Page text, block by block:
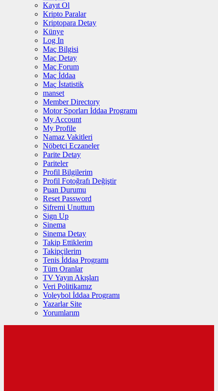
Kayıt Ol
Kripto Paralar
Kriptopara Detay
Künye
Log In
Maç Bilgisi
Maç Detay
Maç Forum
Maç İddaa
Maç İstatistik
manset
Member Directory
Motor Sporları İddaa Programı
My Account
My Profile
Namaz Vakitleri
Nöbetçi Eczaneler
Parite Detay
Pariteler
Profil Bilgilerim
Profil Fotoğrafı Değiştir
Puan Durumu
Reset Password
Şifremi Unuttum
Sign Up
Sinema
Sinema Detay
Takip Ettiklerim
Takipçilerim
Tenis İddaa Programı
Tüm Oranlar
TV Yayın Akışları
Veri Politikamız
Voleybol İddaa Programı
Yazarlar Site
Yorumlarım